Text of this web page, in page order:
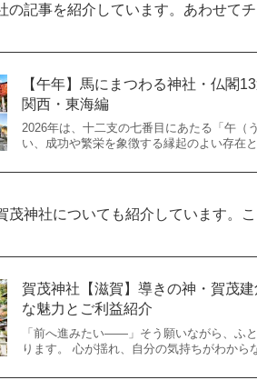
の記事を紹介しています。あわせて
【午年】馬にまつわる神社・仏閣
関西・東海編
2026年は、十二支の七番目にあたる「午（
い、成功や繁栄を象徴する縁起のよい存在
茂神社についても紹介しています。
賀茂神社【滋賀】導きの神・賀茂
な魅力とご利益紹介
「前へ進みたい――」そう願いながら、ふ
ります。 心が揺れ、自分の気持ちがわか